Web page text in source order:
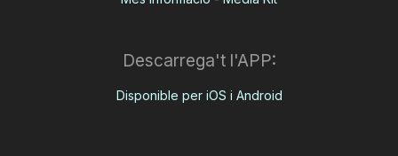
Descarrega't l'APP:
Disponible per iOS i Android